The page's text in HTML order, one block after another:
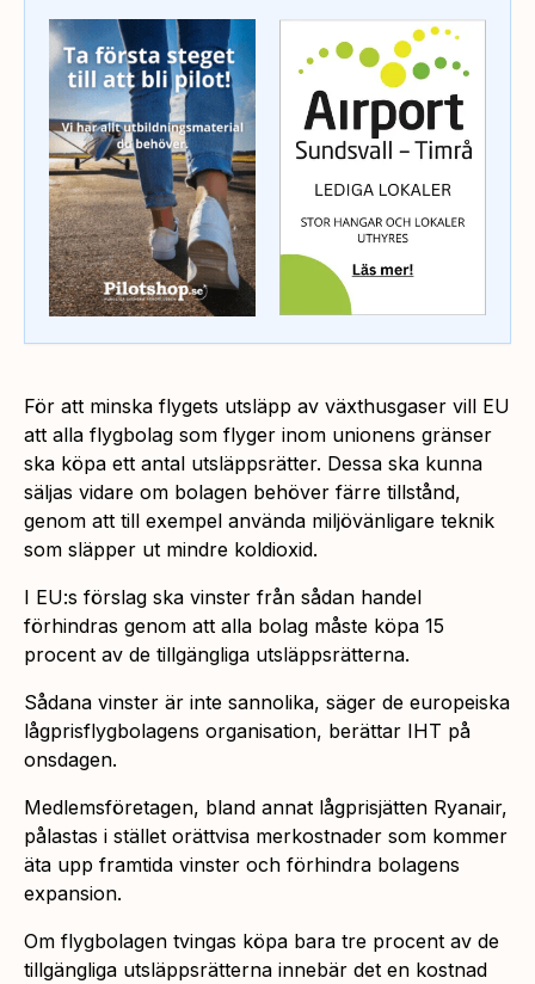
För att minska flygets utsläpp av växthusgaser vill EU
att alla flygbolag som flyger inom unionens gränser
ska köpa ett antal utsläppsrätter. Dessa ska kunna
säljas vidare om bolagen behöver färre tillstånd,
genom att till exempel använda miljövänligare teknik
som släpper ut mindre koldioxid.
I EU:s förslag ska vinster från sådan handel
förhindras genom att alla bolag måste köpa 15
procent av de tillgängliga utsläppsrätterna.
Sådana vinster är inte sannolika, säger de europeiska
lågprisflygbolagens organisation, berättar IHT på
onsdagen.
Medlemsföretagen, bland annat lågprisjätten Ryanair,
pålastas i stället orättvisa merkostnader som kommer
äta upp framtida vinster och förhindra bolagens
expansion.
Om flygbolagen tvingas köpa bara tre procent av de
tillgängliga utsläppsrätterna innebär det en kostnad